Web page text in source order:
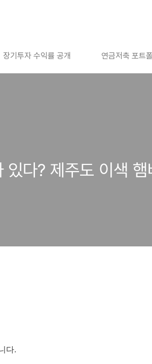
장기투자 수익률 공개 연금저축 포트
다? 제주도 이색
다.